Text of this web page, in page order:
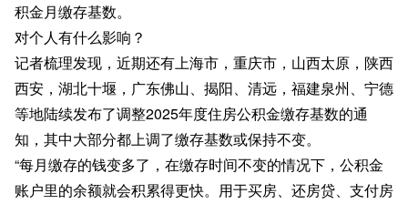
积金月缴存基数。
对个人有什么影响？
记者梳理发现，近期还有上海市，重庆市，山西太原，陕西
西安，湖北十堰，广东佛山、揭阳、清远，福建泉州、宁德
等地陆续发布了调整2025年度住房公积金缴存基数的通
知，其中大部分都上调了缴存基数或保持不变。
“每月缴存的钱变多了，在缴存时间不变的情况下，公积金
账户里的余额就会积累得更快。用于买房、还房贷、支付房